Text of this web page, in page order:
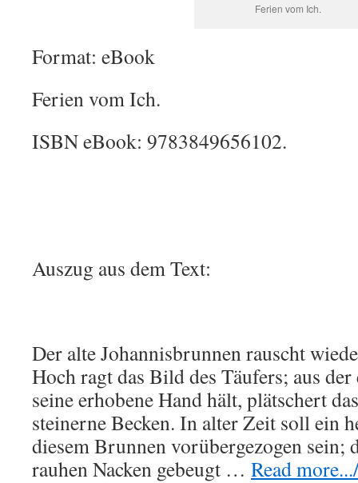
Ferien vom Ich.
Format: eBook
Ferien vom Ich.
ISBN eBook: 9783849656102.
Auszug aus dem Text:
Der alte Johannisbrunnen rauscht
Hoch ragt das Bild des Täufers; aus
seine erhobene Hand hält, plätschert
steinerne Becken. In alter Zeit soll ein
diesem Brunnen vorübergezogen sein;
rauhen Nacken gebeugt … Read